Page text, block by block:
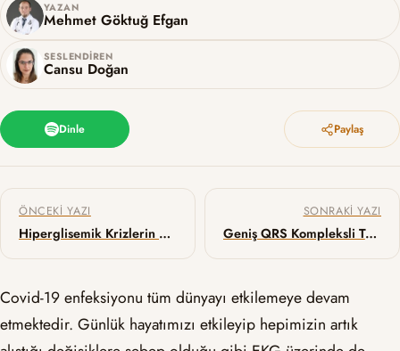
YAZAN
Mehmet Göktuğ Efgan
SESLENDIREN
Cansu Doğan
Dinle Paylaş
Yazı gezinmesi
ÖNCEKI YAZI
Hiperglisemik Krizlerin Yönetimi: İngiliz vs Amerikan Ekolü
SONRAKI YAZI
Geniş QRS Kompleksli Taşikardi Ayrımında Basel Algoritması
Covid-19 enfeksiyonu tüm dünyayı etkilemeye devam
etmektedir. Günlük hayatımızı etkileyip hepimizin artık